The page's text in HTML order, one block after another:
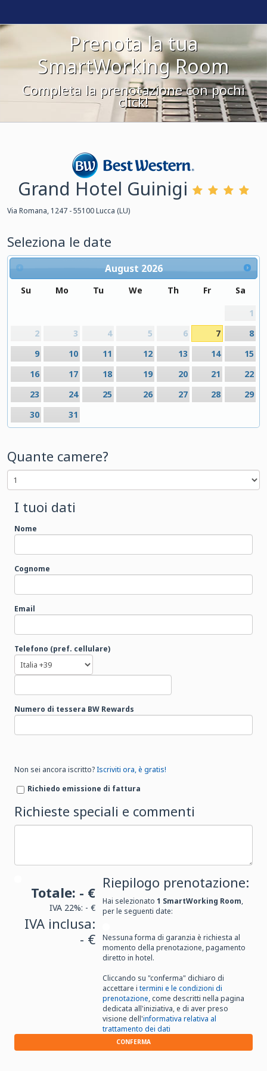
Prenota la tua
SmartWorking Room
Completa la prenotazione con pochi
click!
Best Western
Grand Hotel Guinigi
Via Romana, 1247 - 55100 Lucca (LU)
Seleziona le date
August 2026
Su Mo Tu We Th Fr
Sa
1
2
3 4 5 6 7
8
9
10 11 12 13 14
15
16
17 18 19 20 21
22
23
24 25 26 27 28
29
30
31
Quante camere?
I tuoi dati
Nome
Cognome
Email
Telefono (pref. cellulare)
Numero di tessera BW Rewards
Non sei ancora iscritto?Iscriviti ora, è gratis!
Richiedo emissione di fattura
Richieste speciali e commenti
Riepilogo prenotazione:
Hai selezionato1 SmartWorking Room,
per le seguenti date:
Nessuna forma di garanzia è richiesta al
momento della prenotazione, pagamento
diretto in hotel.
Totale: - €
IVA 22%: - €
IVA inclusa:
- €
Cliccando su "conferma" dichiaro di
accettare itermini e le condizioni di
prenotazione, come descritti nella pagina
dedicata all'iniziativa, e di aver preso
visione dell'informativa relativa al
trattamento dei dati
CONFERMA